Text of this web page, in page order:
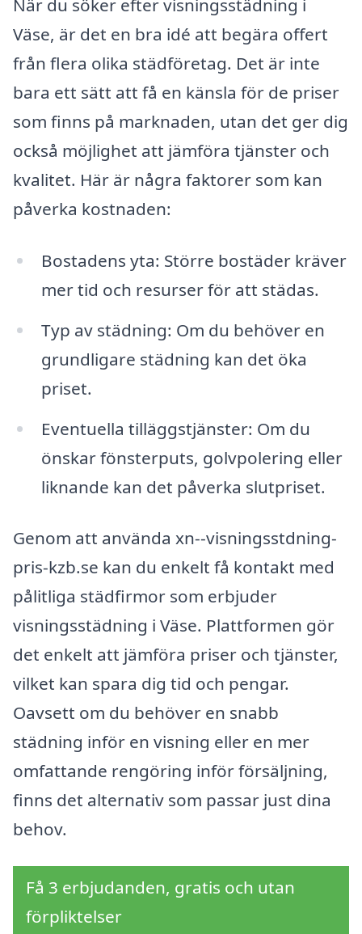
När du söker efter visningsstädning i
Väse, är det en bra idé att begära offert
från flera olika städföretag. Det är inte
bara ett sätt att få en känsla för de priser
som finns på marknaden, utan det ger dig
också möjlighet att jämföra tjänster och
kvalitet. Här är några faktorer som kan
påverka kostnaden:
Bostadens yta: Större bostäder kräver
mer tid och resurser för att städas.
Typ av städning: Om du behöver en
grundligare städning kan det öka
priset.
Eventuella tilläggstjänster: Om du
önskar fönsterputs, golvpolering eller
liknande kan det påverka slutpriset.
Genom att använda xn--visningsstdning-
pris-kzb.se kan du enkelt få kontakt med
pålitliga städfirmor som erbjuder
visningsstädning i Väse. Plattformen gör
det enkelt att jämföra priser och tjänster,
vilket kan spara dig tid och pengar.
Oavsett om du behöver en snabb
städning inför en visning eller en mer
omfattande rengöring inför försäljning,
finns det alternativ som passar just dina
behov.
Få 3 erbjudanden, gratis och utan
förpliktelser